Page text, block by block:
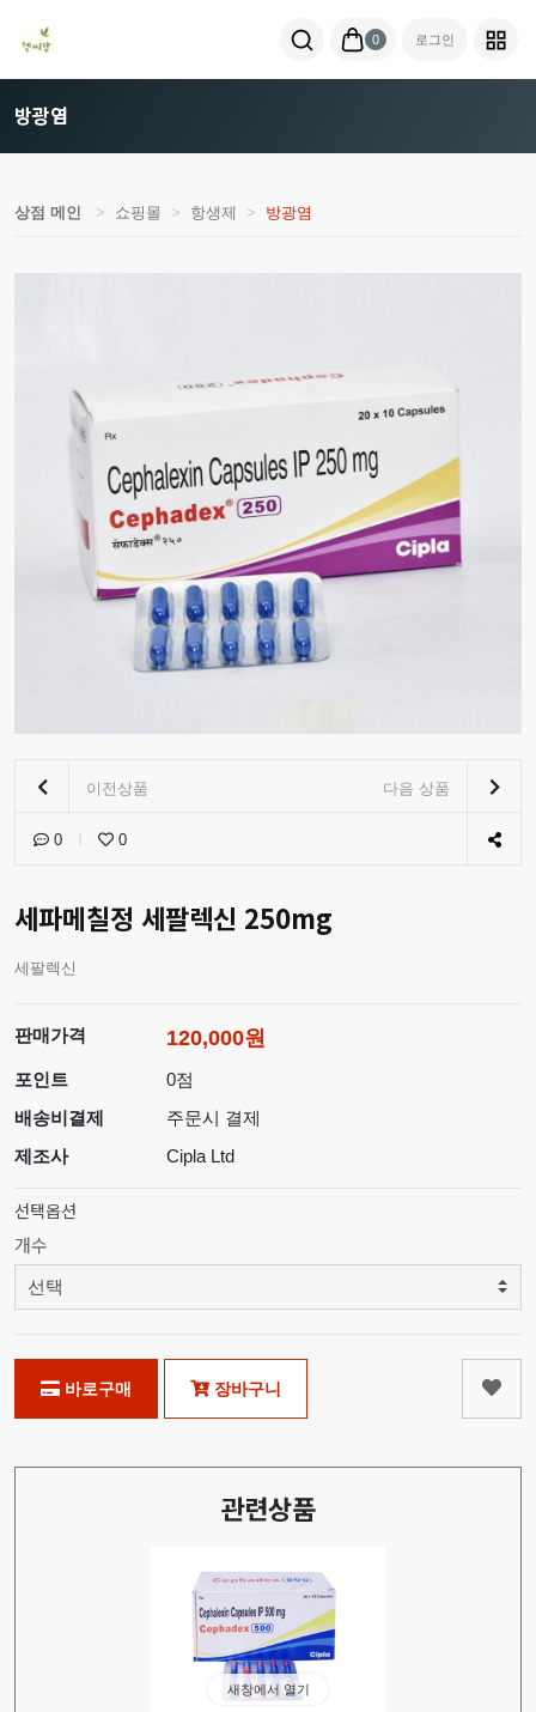
0 로그인
방광염
상점 메인 쇼핑몰 항생제 방광염
이전상품 다음 상품
0 0
세파메칠정 세팔렉신 250mg
세팔렉신
판매가격 120,000원
포인트
0점
배송비결제
주문시 결제
제조사
Cipla Ltd
선택옵션
개수
바로구매 장바구니
관련상품
새창에서 열기